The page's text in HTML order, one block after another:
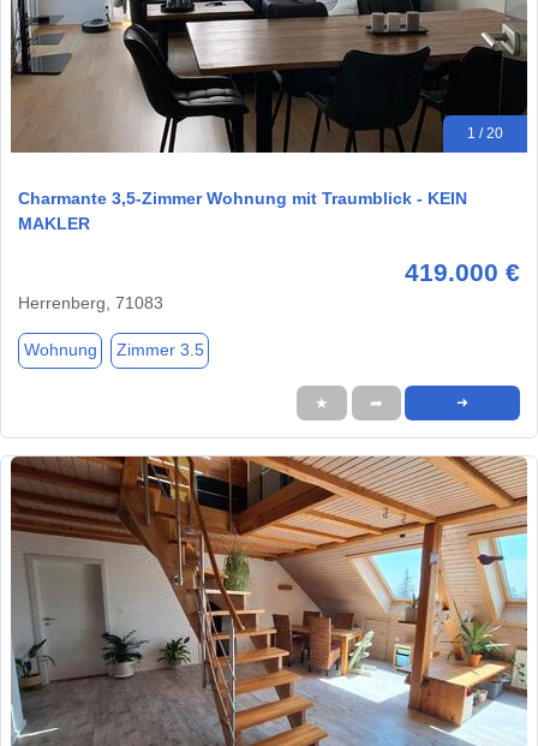
1 / 20
Charmante 3,5-Zimmer Wohnung mit Traumblick - KEIN
MAKLER
419.000 €
Herrenberg, 71083
Wohnung Zimmer 3.5
★ ➦ ➜